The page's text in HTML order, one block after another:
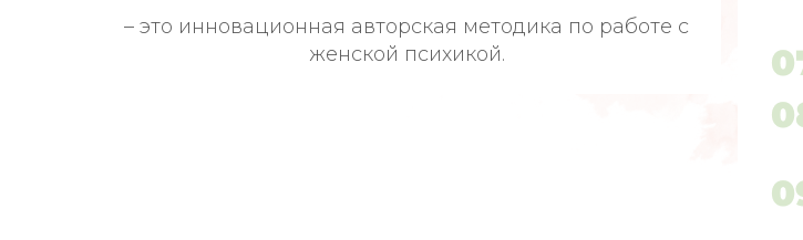
– это инновационная авторская методика по работе с
женской психикой.